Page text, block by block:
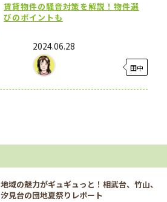
賃貸物件の騒音対策を解説！物件選
びのポイントも
2024.06.28
田中
地域の魅力がギュギュっと！相武台、竹山、
汐見台の団地夏祭りレポート